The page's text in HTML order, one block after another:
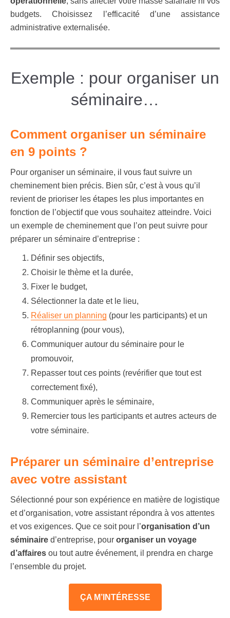
budgets. Choisissez l’efficacité d’une assistance
administrative externalisée.
Exemple : pour organiser un
séminaire…
Comment organiser un séminaire
en 9 points ?
Pour organiser un séminaire, il vous faut suivre un
cheminement bien précis. Bien sûr, c’est à vous qu’il
revient de prioriser les étapes les plus importantes en
fonction de l’objectif que vous souhaitez atteindre. Voici
un exemple de cheminement que l’on peut suivre pour
préparer un séminaire d’entreprise :
Définir ses objectifs,
Choisir le thème et la durée,
Fixer le budget,
Sélectionner la date et le lieu,
Réaliser un planning (pour les participants) et un
rétroplanning (pour vous),
Communiquer autour du séminaire pour le
promouvoir,
Repasser tout ces points (revérifier que tout est
correctement fixé),
Communiquer après le séminaire,
Remercier tous les participants et autres acteurs de
votre séminaire.
Préparer un séminaire d’entreprise
avec votre assistant
Sélectionné pour son expérience en matière de logistique
et d’organisation, votre assistant répondra à vos attentes
et vos exigences. Que ce soit pour l’organisation d’un
séminaire d’entreprise, pour organiser un voyage
d’affaires ou tout autre événement, il prendra en charge
l’ensemble du projet.
ÇA M’INTÉRESSE